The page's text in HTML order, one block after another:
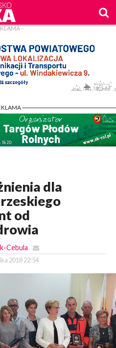
-
-
dla
od
Cebula
2018 22:54